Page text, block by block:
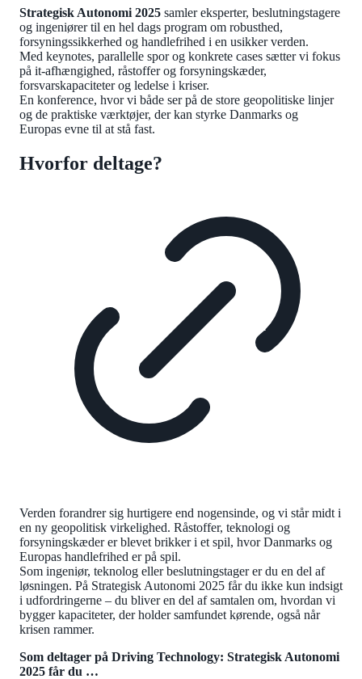
Strategisk Autonomi 2025 samler eksperter, beslutningstagere
og ingeniører til en hel dags program om robusthed,
forsyningssikkerhed og handlefrihed i en usikker verden.
Med keynotes, parallelle spor og konkrete cases sætter vi fokus
på it-afhængighed, råstoffer og forsyningskæder,
forsvarskapaciteter og ledelse i kriser.
En konference, hvor vi både ser på de store geopolitiske linjer
og de praktiske værktøjer, der kan styrke Danmarks og
Europas evne til at stå fast.
Hvorfor deltage?
Verden forandrer sig hurtigere end nogensinde, og vi står midt i
en ny geopolitisk virkelighed. Råstoffer, teknologi og
forsyningskæder er blevet brikker i et spil, hvor Danmarks og
Europas handlefrihed er på spil.
Som ingeniør, teknolog eller beslutningstager er du en del af
løsningen. På Strategisk Autonomi 2025 får du ikke kun indsigt
i udfordringerne – du bliver en del af samtalen om, hvordan vi
bygger kapaciteter, der holder samfundet kørende, også når
krisen rammer.
Som deltager på Driving Technology: Strategisk Autonomi
2025 får du …